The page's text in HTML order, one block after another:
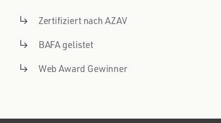
Zertifiziert nach AZAV
BAFA gelistet
Web Award Gewinner